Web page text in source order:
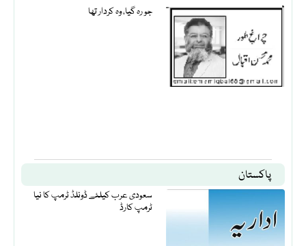
جو رہ گیا، وہ کردار تھا
پاکستان
سعودی عرب کیلئے ڈونلڈ ٹرمپ کا نیا
ٹرمپ کارڈ